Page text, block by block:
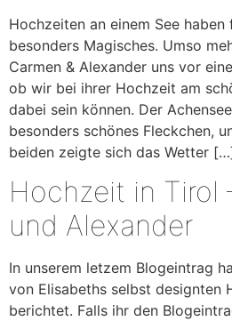
Hochzeiten an einem See
besonders Magisches. Umso
Carmen & Alexander uns vor
ob wir bei ihrer Hochzeit am
dabei sein können. Der
besonders schönes Fleckchen,
beiden zeigte sich das Wetter
Hochzeit in Tirol
und Alexander
In unserem letzem Blogeintrag
von Elisabeths selbst designten
berichtet. Falls ihr den